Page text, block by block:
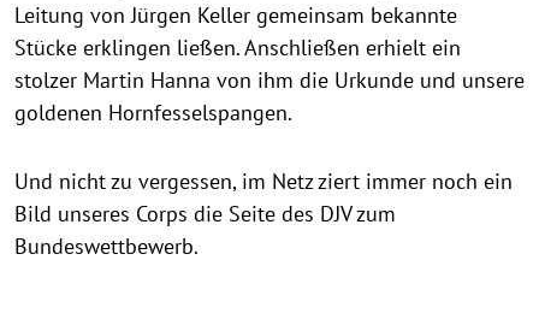
Leitung von Jürgen Keller gemeinsam bekannte
Stücke erklingen ließen. Anschließen erhielt ein
stolzer Martin Hanna von ihm die Urkunde und unsere
goldenen Hornfesselspangen.
Und nicht zu vergessen, im Netz ziert immer noch ein
Bild unseres Corps die Seite des DJV zum
Bundeswettbewerb.